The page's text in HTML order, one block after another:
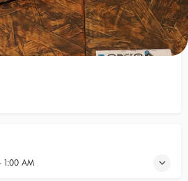
Llamar Sitio web
1:00 AM